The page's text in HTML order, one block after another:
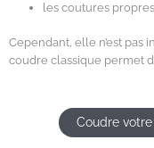
les coutures
Cependant, elle n’est pas
coudre classique permet
Coudre